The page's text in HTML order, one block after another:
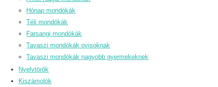
Hónap mondókák
Téli mondókák
Farsangi mondókák
Tavaszi mondókák ovisoknak
Tavaszi mondókák nagyobb gyermekeknek
Nyelvtörők
Kiszámolók